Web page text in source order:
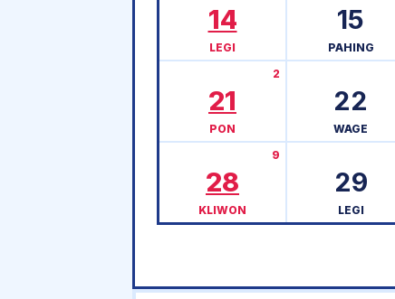
14
LEGI
15
PAHING
21
2
PON
22
WAGE
28
9
KLIWON
29
LEGI